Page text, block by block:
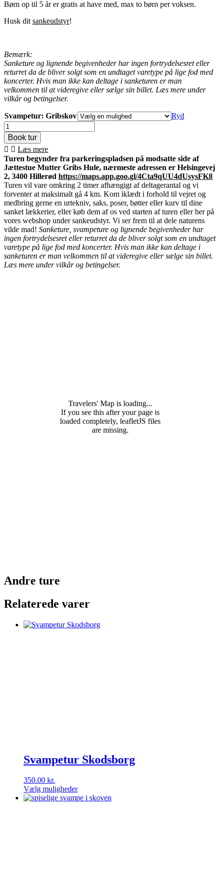
Børn op til 5 år er gratis at have med, max to børn per voksen.
Husk dit sankeudstyr!
Bemærk:
Sanketure og lignende begivenheder har ingen fortrydelsesret eller
returret da de bliver solgt som en undtaget varetype på lige fod med
koncerter. Hvis man ikke kan deltage i sanketuren er man
velkommen til at videregive eller sælge sin billet. Læs mere under
vilkår og betingelser.
Svampetur: Gribskov
Ryd
Svampetur
Gribskov
antal
Læs mere
Turen begynder fra parkeringspladsen på modsatte side af
Jættestue Mutter Gribs Hule, nærmeste adressen er Helsingevej
2, 3400 Hillerød https://maps.app.goo.gl/4Cta9qUU4dUsysFK8
Turen vil vare omkring 2 timer afhængigt af deltagerantal og vi
forventer at maksimalt gå 4 km. Kom iklædt i forhold til vejret og
medbring gerne en urtekniv, saks, poser, bøtter eller kurv til dine
sanket lækkerier, eller køb dem af os ved starten af turen eller her på
vores webshop under sankeudstyr. Vi ser frem til at dele naturens
vilde mad! Sanketure, svampeture og lignende begivenheder har
ingen fortrydelsesret eller returret da de bliver solgt som en undtaget
varetype på lige fod med koncerter. Hvis man ikke kan deltage i
sanketuren er man velkommen til at videregive eller sælge sin billet.
Læs mere under vilkår og betingelser.
Travelers' Map is loading...
If you see this after your page is
loaded completely, leafletJS files
are missing.
Andre ture
Relaterede varer
Svampetur Skodsborg
350.00 kr.
Vælg muligheder
Dette